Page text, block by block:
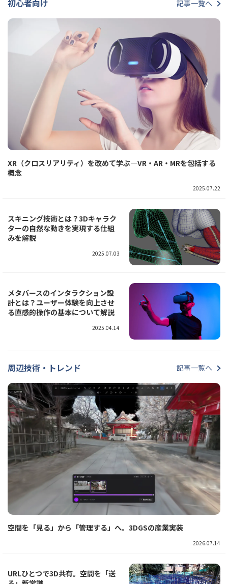
初心者向け 記事一覧へ
XR（クロスリアリティ）を改めて学ぶ―VR・AR・MRを包括する
概念
2025.07.22
スキニング技術とは？3Dキャラク
ターの自然な動きを実現する仕組
みを解説
2025.07.03
メタバースのインタラクション設
計とは？ユーザー体験を向上させ
る直感的操作の基本について解説
2025.04.14
周辺技術・トレンド 記事一覧へ
空間を「見る」から「管理する」へ。3DGSの産業実装
2026.07.14
URLひとつで3D共有。空間を「送